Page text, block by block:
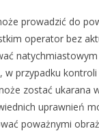
prowadzić do
operator bez
przypadku
zostać ukarana
uprawnień
poważnymi